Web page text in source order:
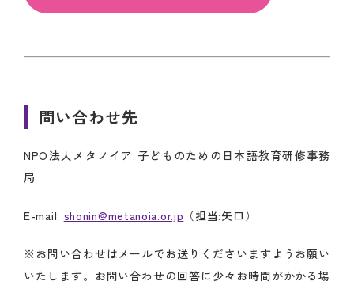
問い合わせ先
NPO法人メタノイア 子どものための日本語教育研修事務
局
E-mail: shonin@metanoia.or.jp （担当:矢口）
※お問い合わせはメールでお送りくださいますようお願い
いたします。お問い合わせの回答に少々お時間がかかる場